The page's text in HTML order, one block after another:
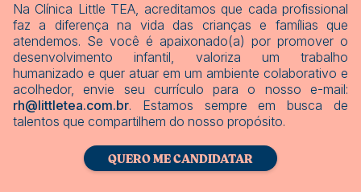
Na Clínica Little TEA, acreditamos que cada profissional
faz a diferença na vida das crianças e famílias que
atendemos. Se você é apaixonado(a) por promover o
desenvolvimento infantil, valoriza um trabalho
humanizado e quer atuar em um ambiente colaborativo e
acolhedor, envie seu currículo para o nosso e-mail:
rh@littletea.com.br. Estamos sempre em busca de
talentos que compartilhem do nosso propósito.
QUERO ME CANDIDATAR